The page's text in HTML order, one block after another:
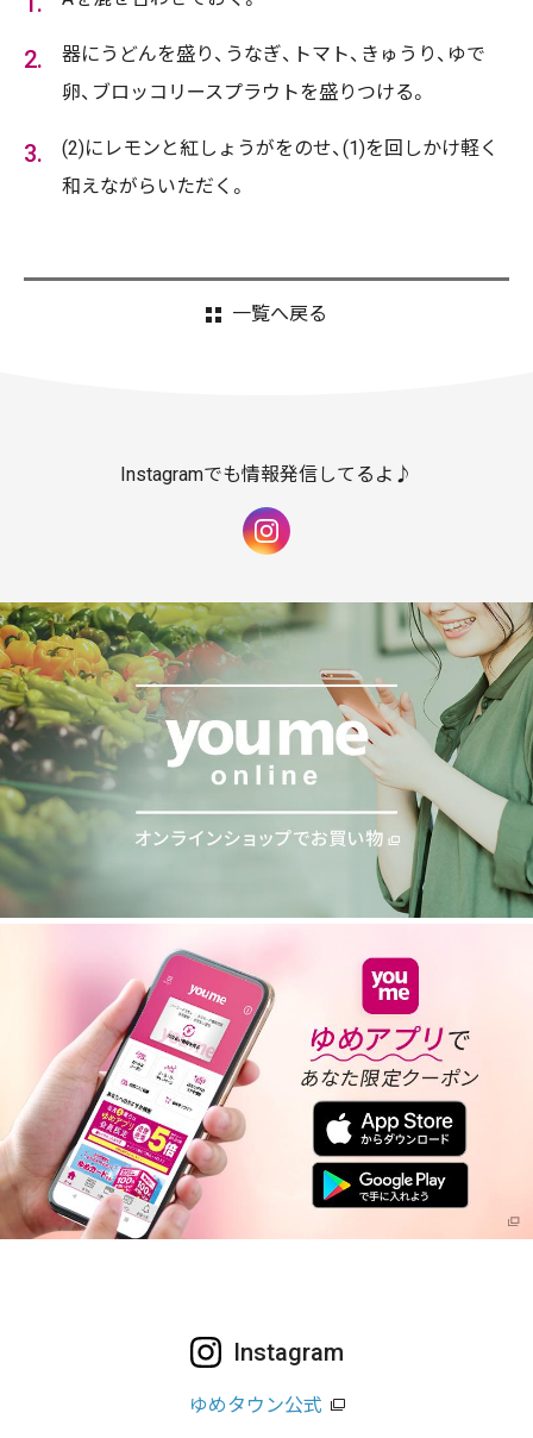
器にうどんを盛り、うなぎ、トマト、きゅうり、ゆで
卵、ブロッコリースプラウトを盛りつける。
(2)にレモンと紅しょうがをのせ、(1)を回しかけ軽く
和えながらいただく。
一覧へ戻る
Instagramでも情報発信してるよ♪
Instagram
ゆめタウン公式